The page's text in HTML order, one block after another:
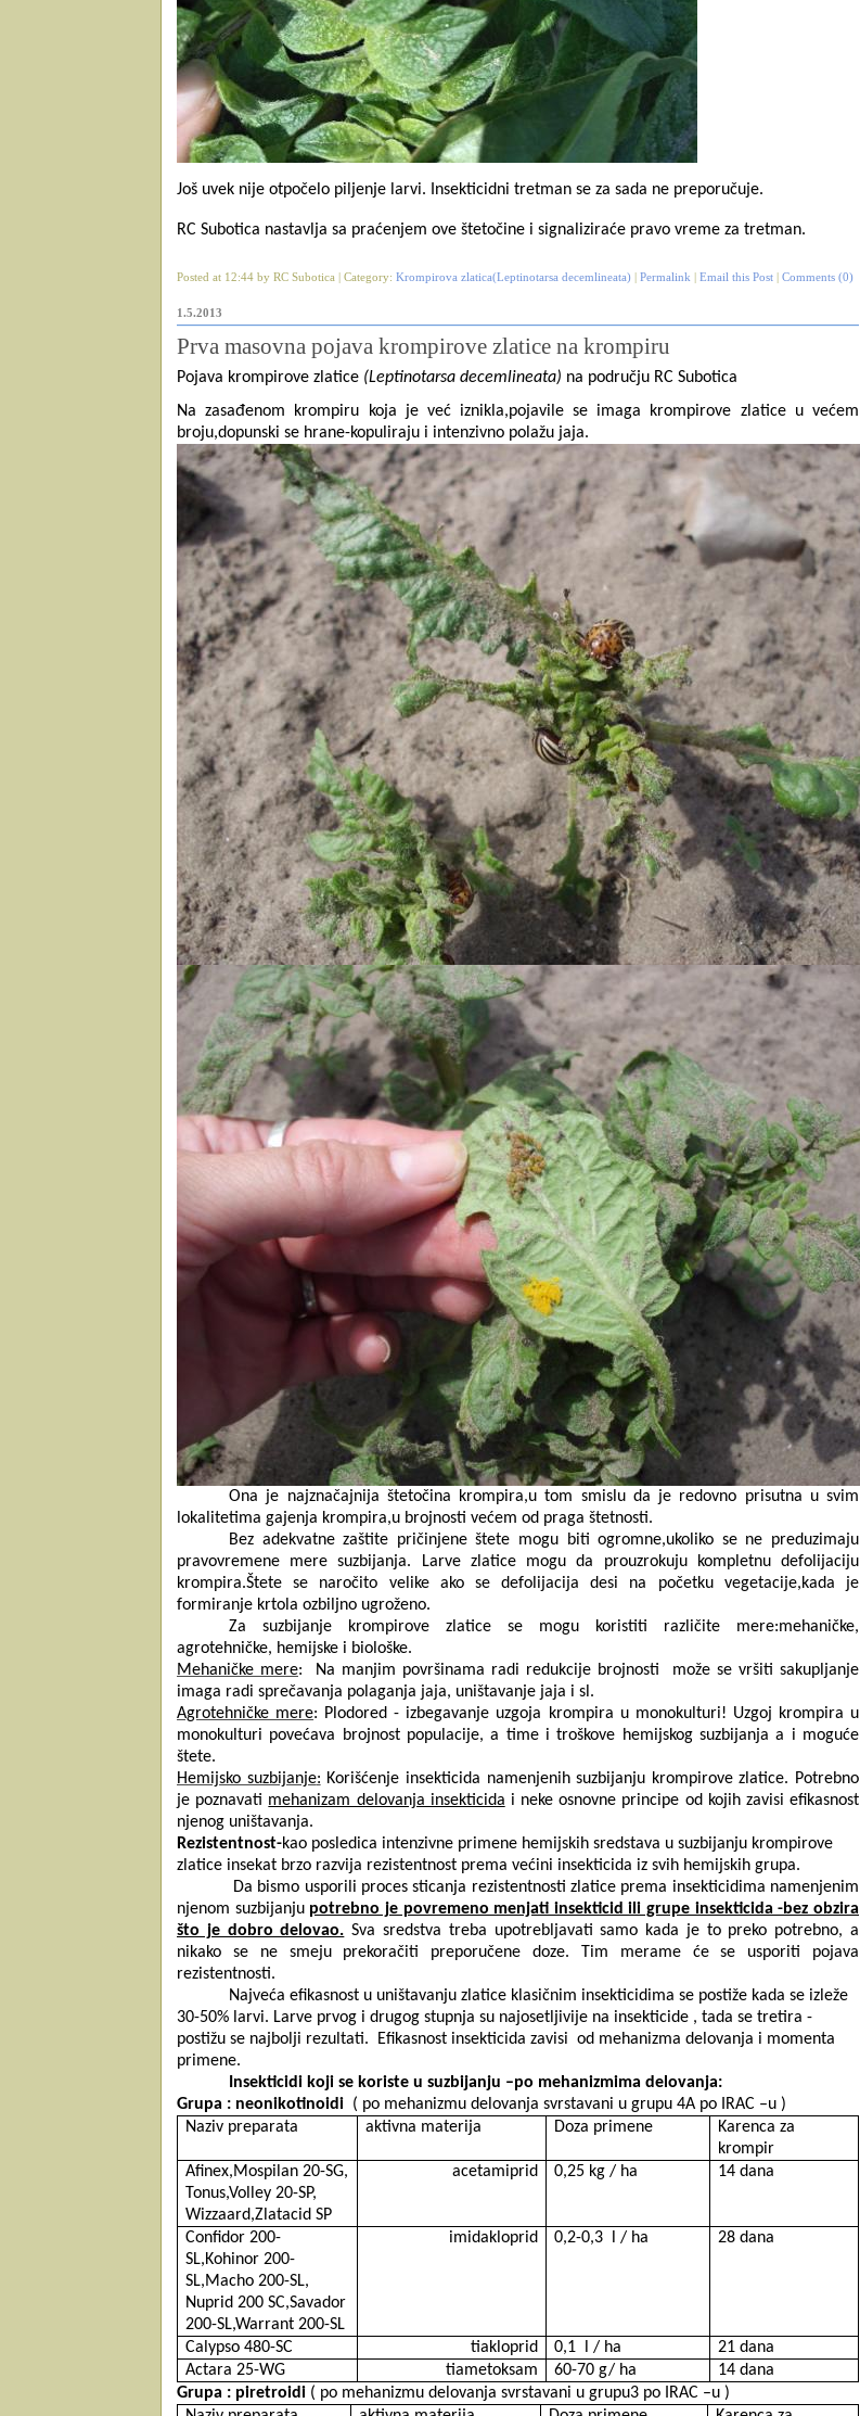
Još uvek nije otpočelo piljenje larvi. Insekticidni tretman se za sada ne preporučuje.
RC Subotica nastavlja sa praćenjem ove štetočine i signaliziraće pravo vreme za tretman.
Posted at 12:44 by RC Subotica | Category: Krompirova zlatica(Leptinotarsa decemlineata) Permalink Email this Post Comments (0)
1.5.2013
Prva masovna pojava krompirove zlatice na krompiru
Pojava krompirove zlatice (Leptinotarsa decemlineata) na području RC Subotica
Na zasađenom krompiru koja je već iznikla,pojavile se imaga krompirove zlatice u većem
broju,dopunski se hrane-kopuliraju i intenzivno polažu jaja.
Ona je najznačajnija štetočina krompira,u tom smislu da je redovno prisutna u svim
lokalitetima gajenja krompira,u brojnosti većem od praga štetnosti.
Bez adekvatne zaštite pričinjene štete mogu biti ogromne,ukoliko se ne preduzimaju
pravovremene mere suzbijanja. Larve zlatice mogu da prouzrokuju kompletnu defolijaciju
krompira.Štete se naročito velike ako se defolijacija desi na početku vegetacije,kada je
formiranje krtola ozbiljno ugroženo.
Za suzbijanje krompirove zlatice se mogu koristiti različite mere:mehaničke,
agrotehničke, hemijske i biološke.
Mehaničke mere: Na manjim površinama radi redukcije brojnosti može se vršiti sakupljanje
imaga radi sprečavanja polaganja jaja, uništavanje jaja i sl.
Agrotehničke mere: Plodored - izbegavanje uzgoja krompira u monokulturi! Uzgoj krompira u
monokulturi povećava brojnost populacije, a time i troškove hemijskog suzbijanja a i moguće
štete.
Hemijsko suzbijanje: Korišćenje insekticida namenjenih suzbijanju krompirove zlatice. Potrebno
je poznavati mehanizam delovanja insekticida i neke osnovne principe od kojih zavisi efikasnost
njenog uništavanja.
Rezistentnost-kao posledica intenzivne primene hemijskih sredstava u suzbijanju krompirove
zlatice insekat brzo razvija rezistentnost prema većini insekticida iz svih hemijskih grupa.
Da bismo usporili proces sticanja rezistentnosti zlatice prema insekticidima namenjenim
njenom suzbijanju potrebno je povremeno menjati insekticid ili grupe insekticida -bez obzira
što je dobro delovao. Sva sredstva treba upotrebljavati samo kada je to preko potrebno, a
nikako se ne smeju prekoračiti preporučene doze. Tim merame će se usporiti pojava
rezistentnosti.
Najveća efikasnost u uništavanju zlatice klasičnim insekticidima se postiže kada se izleže
30-50% larvi. Larve prvog i drugog stupnja su najosetljivije na insekticide , tada se tretira -
postižu se najbolji rezultati.
Efikasnost insekticida zavisi od mehanizma delovanja i momenta
primene.
Insekticidi koji se koriste u suzbijanju –po mehanizmima delovanja:
Grupa : neonikotinoidi ( po mehanizmu delovanja svrstavani u grupu 4A po IRAC –u )
Naziv preparata
aktivna materija Doza primene
Karenca za
krompir
Afinex,Mospilan 20-SG,
Tonus,Volley 20-SP,
Wizzaard,Zlatacid SP
acetamiprid 0,25 kg / ha 14 dana
Confidor 200-
SL,Kohinor 200-
SL,Macho 200-SL,
Nuprid 200 SC,Savador
200-SL,Warrant 200-SL
imidakloprid 0,2-0,3 l / ha 28 dana
Calypso 480-SC tiakloprid 0,1 l / ha
21 dana
Actara 25-WG
tiametoksam 60-70 g/ ha
14 dana
Grupa : piretroidi ( po mehanizmu delovanja svrstavani u grupu3 po IRAC –u )